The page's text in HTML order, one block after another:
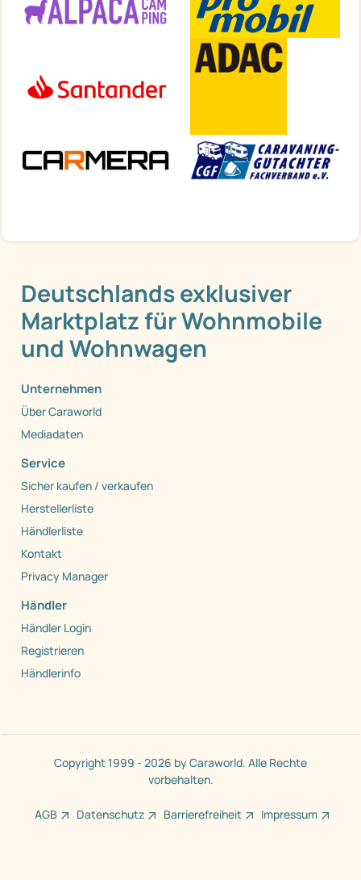
Deutschlands exklusiver
Marktplatz für Wohnmobile
und Wohnwagen
Unternehmen
Über Caraworld
Mediadaten
Service
Sicher kaufen / verkaufen
Herstellerliste
Händlerliste
Kontakt
Privacy Manager
Händler
Händler Login
Registrieren
Händlerinfo
Copyright 1999 - 2026 by Caraworld. Alle Rechte
vorbehalten.
AGB Datenschutz Barrierefreiheit Impressum